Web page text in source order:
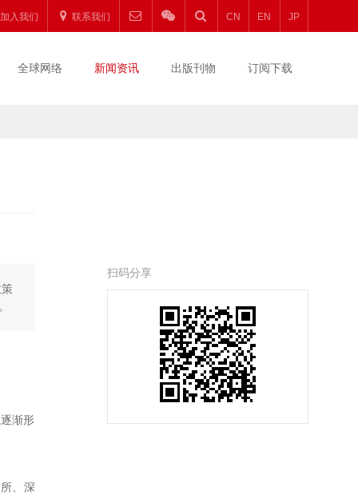
加入我们 联系我们 CN EN JP
全球网络 新闻资讯 出版刊物 订阅下载
渐形
、深
扫码分享